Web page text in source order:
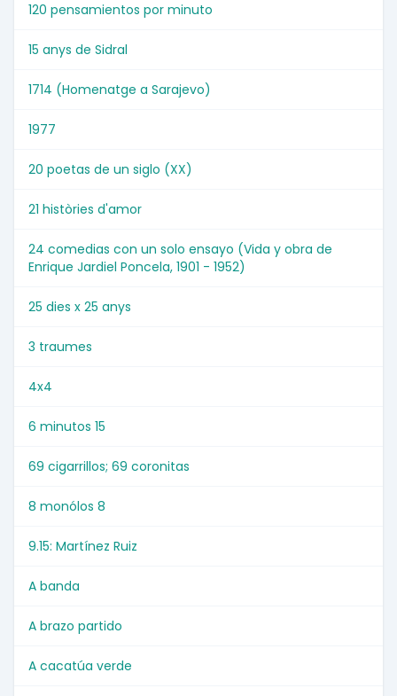
120 pensamientos por minuto
15 anys de Sidral
1714 (Homenatge a Sarajevo)
1977
20 poetas de un siglo (XX)
21 històries d'amor
24 comedias con un solo ensayo (Vida y obra de
Enrique Jardiel Poncela, 1901 - 1952)
25 dies x 25 anys
3 traumes
4x4
6 minutos 15
69 cigarrillos; 69 coronitas
8 monólos 8
9.15: Martínez Ruiz
A banda
A brazo partido
A cacatúa verde